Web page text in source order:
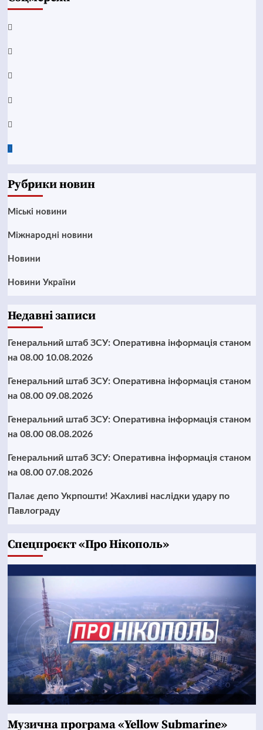
Facebook
YouTube
Telegram
Instagram
Twitter
Google
Рубрики новин
Mіські новини
Міжнародні новини
Новини
Новини України
Недавні записи
Генеральний штаб ЗСУ: Оперативна інформація станом
на 08.00 10.08.2026
Генеральний штаб ЗСУ: Оперативна інформація станом
на 08.00 09.08.2026
Генеральний штаб ЗСУ: Оперативна інформація станом
на 08.00 08.08.2026
Генеральний штаб ЗСУ: Оперативна інформація станом
на 08.00 07.08.2026
Палає депо Укрпошти! Жахливі наслідки удару по
Павлограду
Cпецпроєкт «Про Нікополь»
Музична програма «Yellow Submarine»